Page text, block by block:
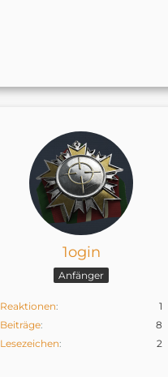
1ogin
Anfänger
Reaktionen
1
Beiträge
8
Lesezeichen
2